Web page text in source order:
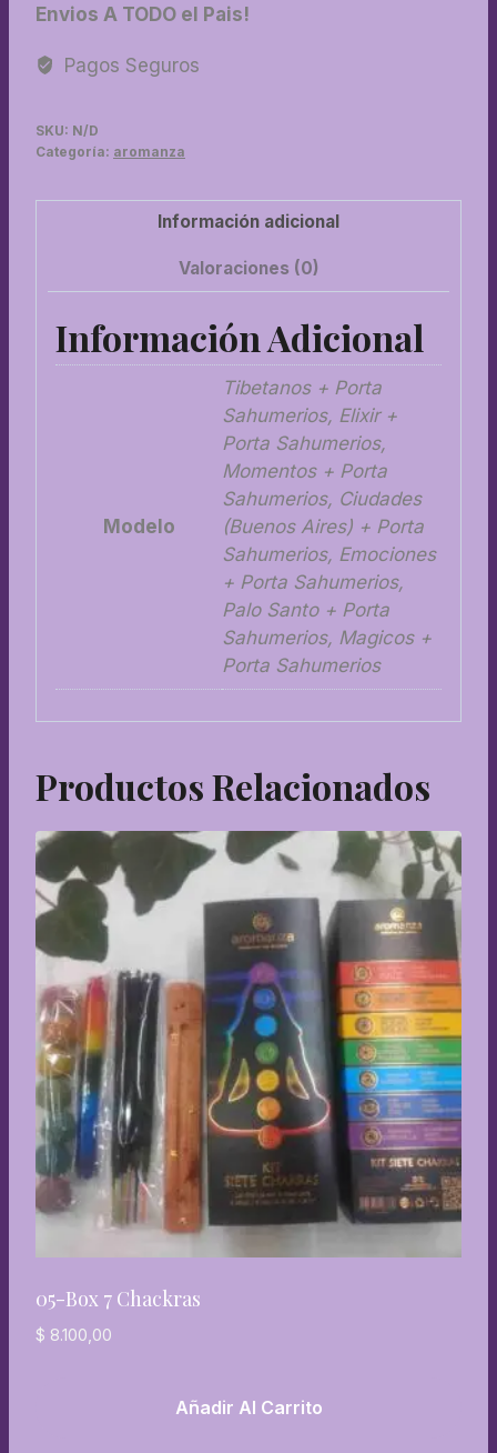
+
cantidad
Envios A TODO el Pais!
Pagos Seguros
SKU: N/D
Categoría: aromanza
Información adicional
Valoraciones (0)
Información Adicional
Modelo
Tibetanos + Porta
Sahumerios, Elixir +
Porta Sahumerios,
Momentos + Porta
Sahumerios, Ciudades
(Buenos Aires) + Porta
Sahumerios, Emociones
+ Porta Sahumerios,
Palo Santo + Porta
Sahumerios, Magicos +
Porta Sahumerios
Productos Relacionados
05-Box 7 Chackras
$ 8.100,00
Añadir Al Carrito